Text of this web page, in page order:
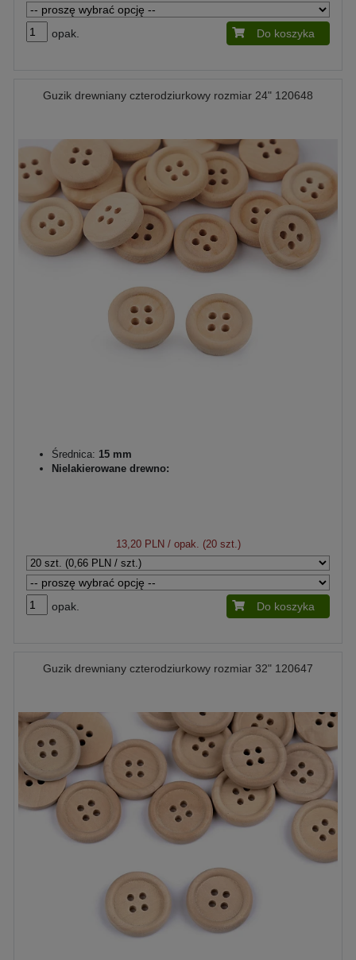
opak. Do koszyka
Guzik drewniany czterodziurkowy rozmiar 24" 120648
Średnica: 15 mm
Nielakierowane drewno:
13,20 PLN/ opak. (20 szt.)
opak. Do koszyka
Guzik drewniany czterodziurkowy rozmiar 32" 120647